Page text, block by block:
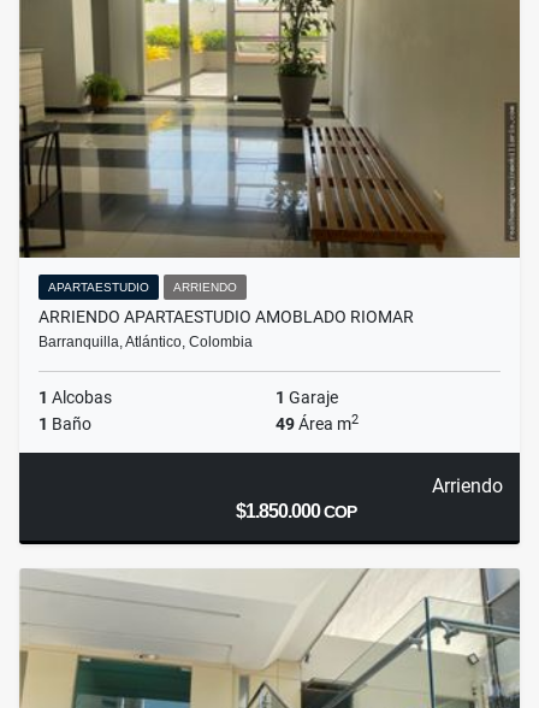
APARTAESTUDIO ARRIENDO
ARRIENDO APARTAESTUDIO AMOBLADO RIOMAR
Barranquilla, Atlántico, Colombia
1 Alcobas 1 Garaje
1 Baño 49Área m2
Arriendo
$1.850.000COP